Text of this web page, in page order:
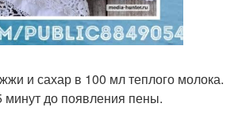
и сахар в 100 мл теплого молока.
минут до появления пены.